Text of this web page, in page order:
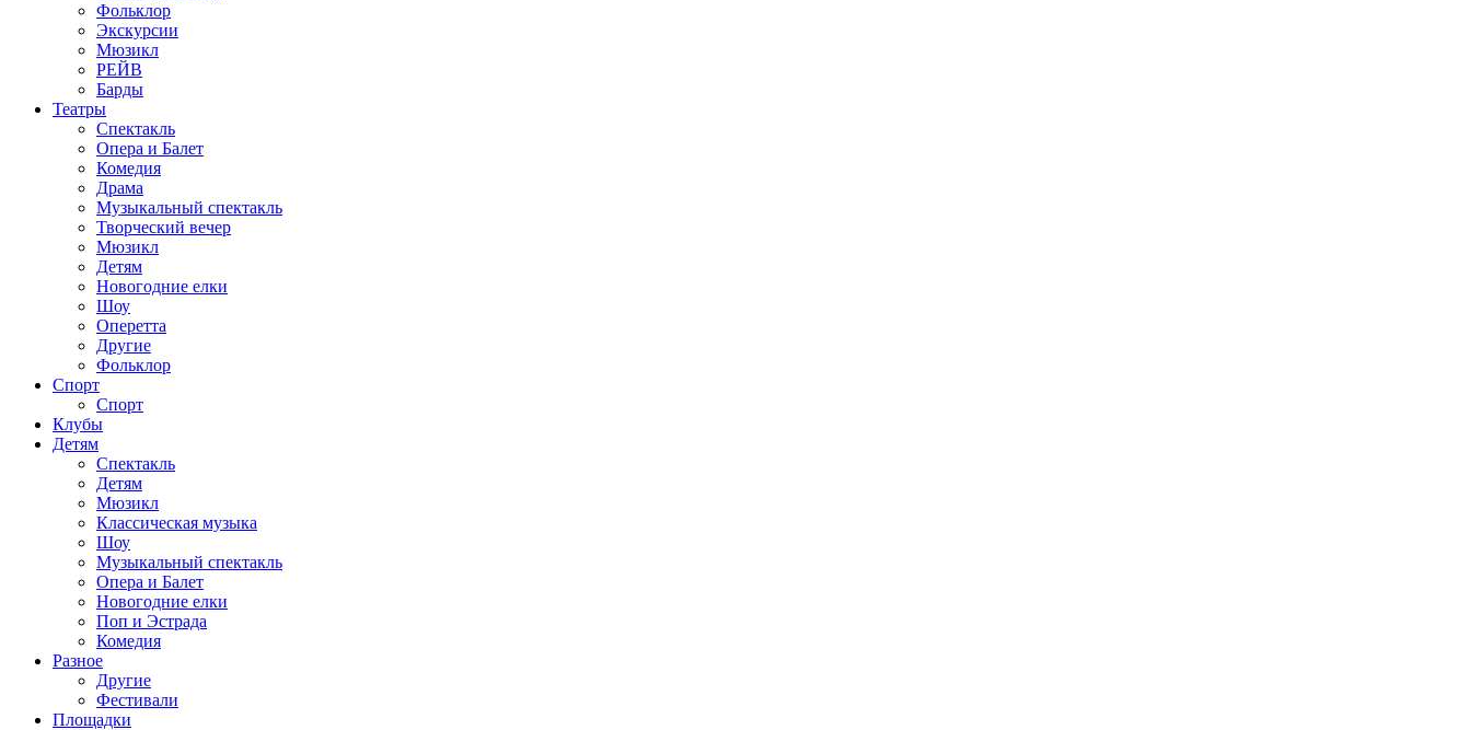
Фольклор
Экскурсии
Мюзикл
РЕЙВ
Барды
Театры
Спектакль
Опера и Балет
Комедия
Драма
Музыкальный спектакль
Творческий вечер
Мюзикл
Детям
Новогодние елки
Шоу
Оперетта
Другие
Фольклор
Спорт
Спорт
Клубы
Детям
Спектакль
Детям
Мюзикл
Классическая музыка
Шоу
Музыкальный спектакль
Опера и Балет
Новогодние елки
Поп и Эстрада
Комедия
Разное
Другие
Фестивали
Площадки